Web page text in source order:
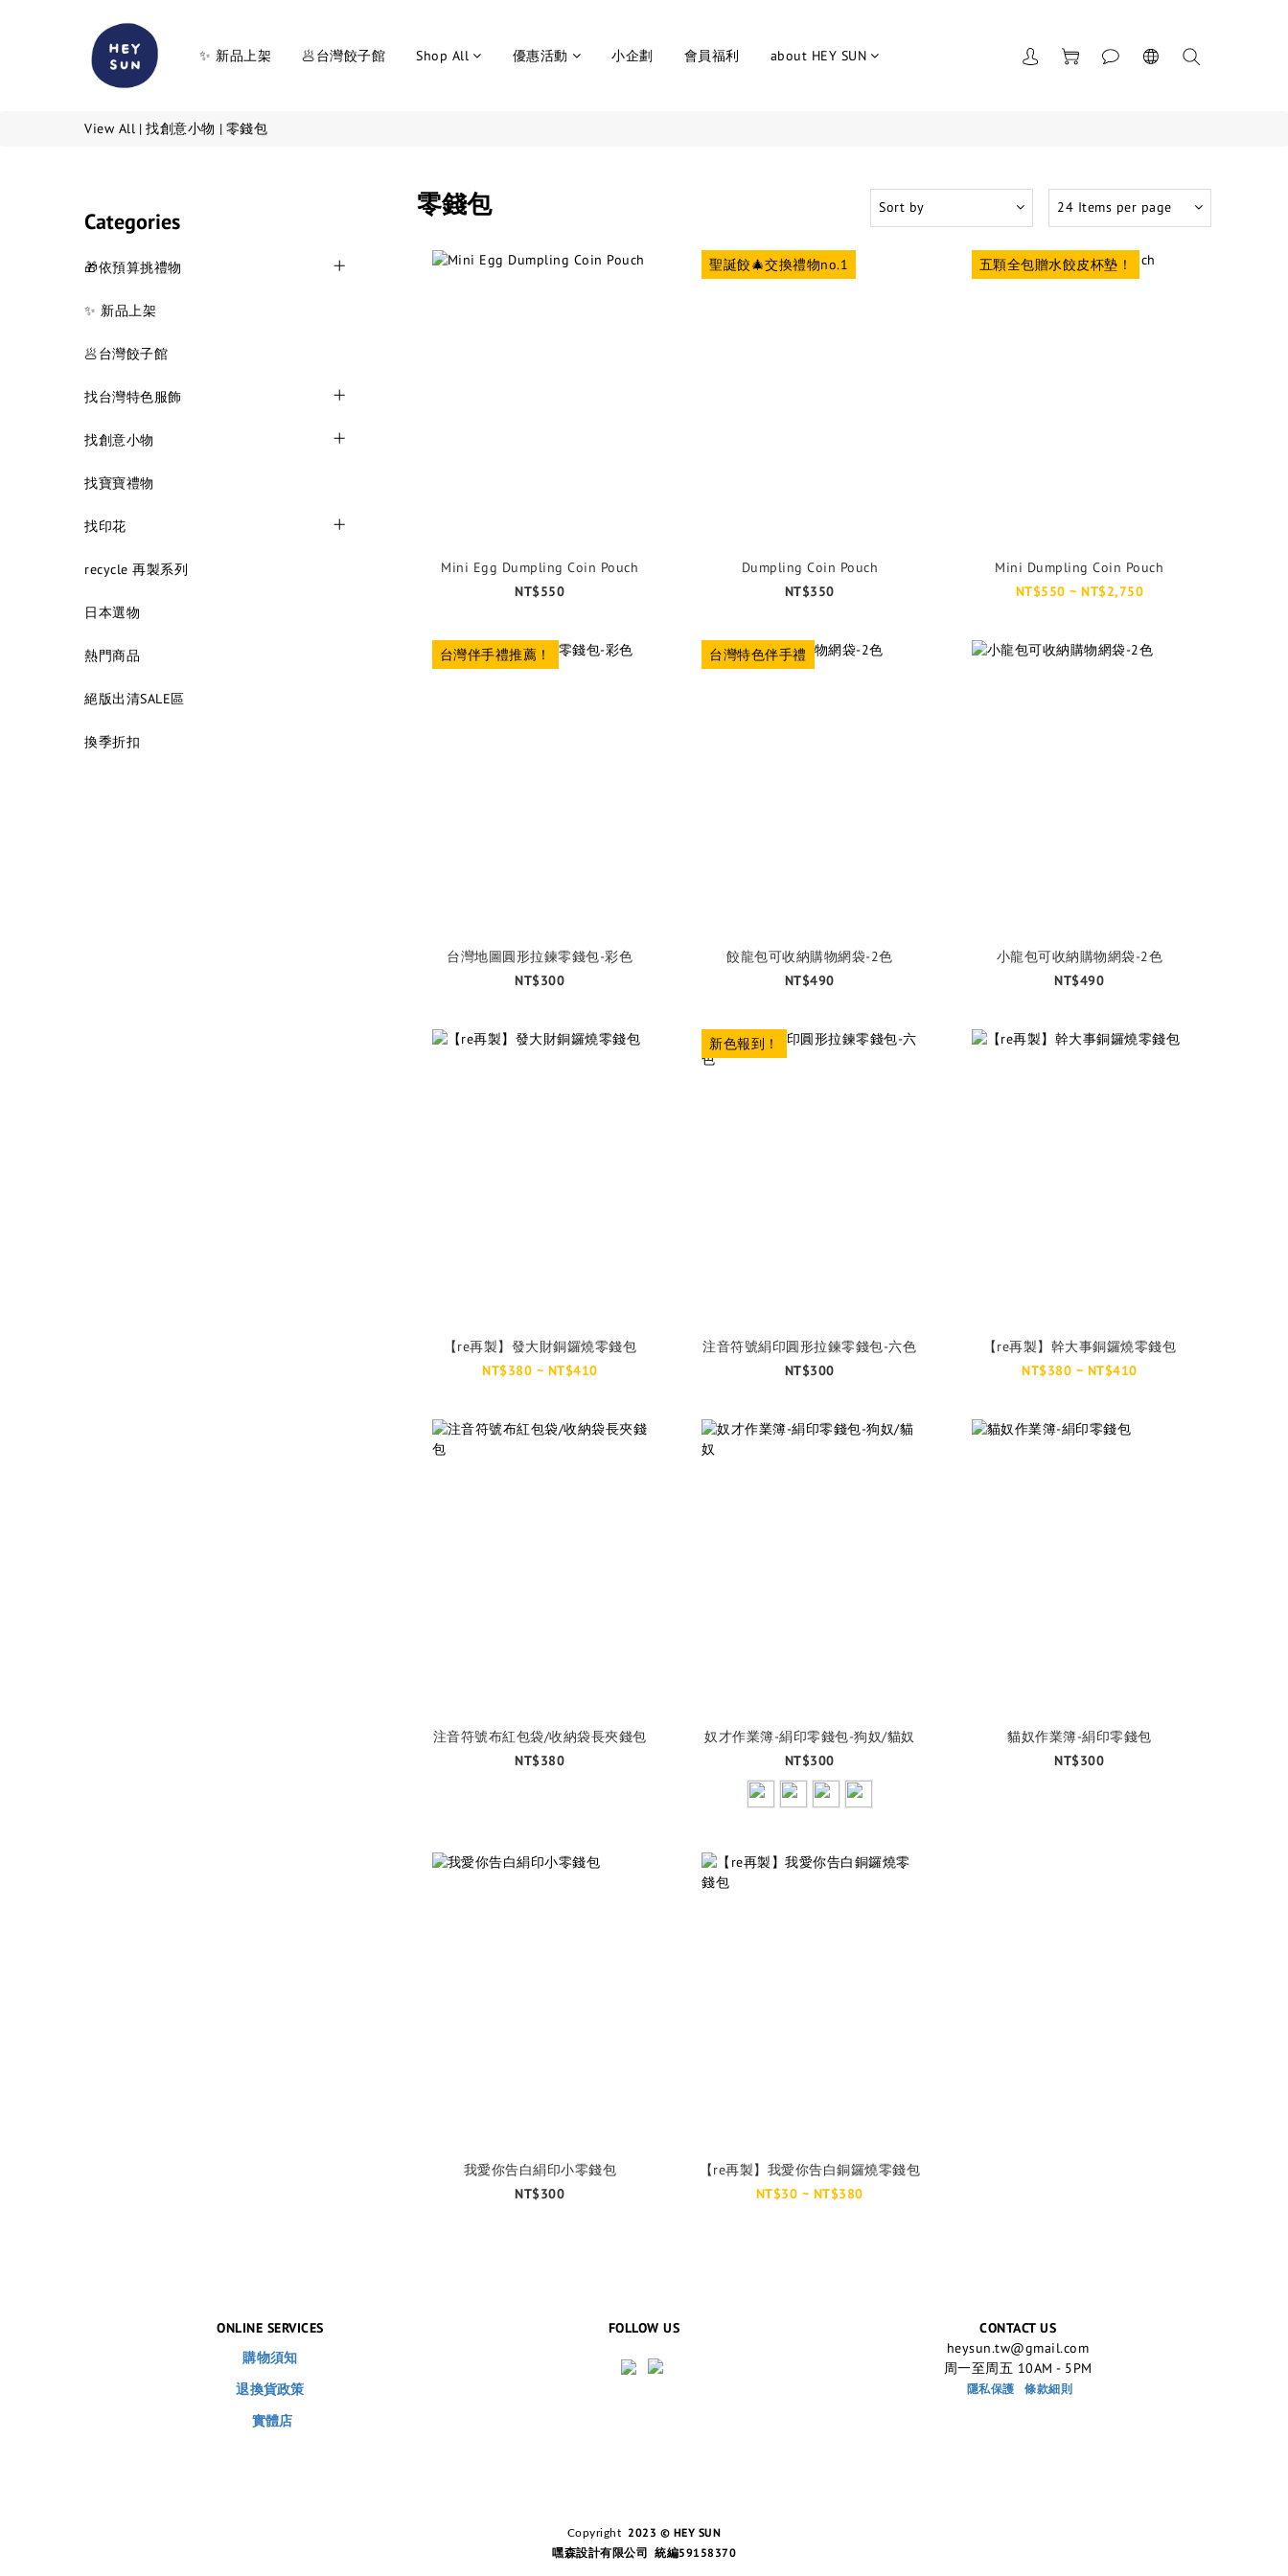
✨ 新品上架 🥟台灣餃子館 Shop All 優惠活動 小企劃 會員福利 about HEY SUN
View All | 找創意小物 | 零錢包
Categories
🎁依預算挑禮物
✨ 新品上架
🥟台灣餃子館
找台灣特色服飾
找創意小物
找寶寶禮物
找印花
recycle 再製系列
日本選物
熱門商品
絕版出清SALE區
換季折扣
零錢包 Sort by 24 Items per page
Mini Egg Dumpling Coin Pouch
NT$550
聖誕餃🎄交換禮物no.1
Dumpling Coin Pouch
NT$350
五顆全包贈水餃皮杯墊！
Mini Dumpling Coin Pouch
NT$550 ~ NT$2,750
台灣伴手禮推薦！
台灣地圖圓形拉鍊零錢包-彩色
NT$300
台灣特色伴手禮
餃龍包可收納購物網袋-2色
NT$490
小龍包可收納購物網袋-2色
NT$490
【re再製】發大財銅鑼燒零錢包
NT$380 ~ NT$410
新色報到！
注音符號絹印圓形拉鍊零錢包-六色
NT$300
【re再製】幹大事銅鑼燒零錢包
NT$380 ~ NT$410
注音符號布紅包袋/收納袋長夾錢包
NT$380
奴才作業簿-絹印零錢包-狗奴/貓奴
NT$300
貓奴作業簿-絹印零錢包
NT$300
我愛你告白絹印小零錢包
NT$300
【re再製】我愛你告白銅鑼燒零錢包
NT$30 ~ NT$380
ONLINE SERVICES
購物須知
退換貨政策
實體店
FOLLOW US
CONTACT US
heysun.tw@gmail.com
周一至周五 10AM - 5PM
隱私保護 條款細則
Copyright
2023 © HEY SUN
嘿森設計有限公司 統編59158370